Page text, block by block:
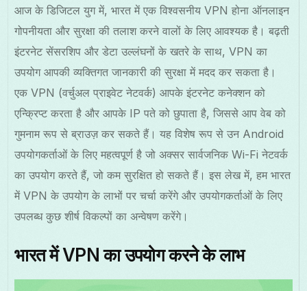
आज के डिजिटल युग में, भारत में एक विश्वसनीय VPN होना ऑनलाइन
गोपनीयता और सुरक्षा की तलाश करने वालों के लिए आवश्यक है। बढ़ती
इंटरनेट सेंसरशिप और डेटा उल्लंघनों के खतरे के साथ, VPN का
उपयोग आपकी व्यक्तिगत जानकारी की सुरक्षा में मदद कर सकता है।
एक VPN (वर्चुअल प्राइवेट नेटवर्क) आपके इंटरनेट कनेक्शन को
एन्क्रिप्ट करता है और आपके IP पते को छुपाता है, जिससे आप वेब को
गुमनाम रूप से ब्राउज़ कर सकते हैं। यह विशेष रूप से उन Android
उपयोगकर्ताओं के लिए महत्वपूर्ण है जो अक्सर सार्वजनिक Wi-Fi नेटवर्क
का उपयोग करते हैं, जो कम सुरक्षित हो सकते हैं। इस लेख में, हम भारत
में VPN के उपयोग के लाभों पर चर्चा करेंगे और उपयोगकर्ताओं के लिए
उपलब्ध कुछ शीर्ष विकल्पों का अन्वेषण करेंगे।
भारत में VPN का उपयोग करने के लाभ